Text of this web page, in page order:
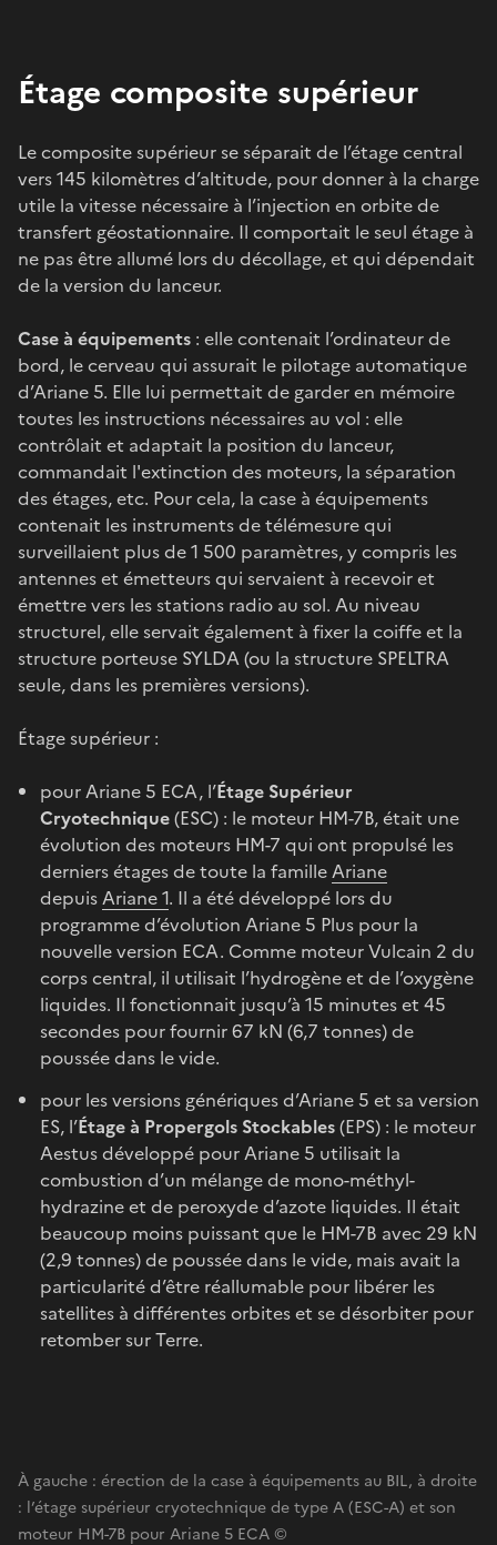
Étage composite supérieur
Le composite supérieur se séparait de l’étage central
vers 145 kilomètres d’altitude, pour donner à la charge
utile la vitesse nécessaire à l’injection en orbite de
transfert géostationnaire. Il comportait le seul étage à
ne pas être allumé lors du décollage, et qui dépendait
de la version du lanceur.
Case à équipements : elle contenait l’ordinateur de
bord, le cerveau qui assurait le pilotage automatique
d’Ariane 5. Elle lui permettait de garder en mémoire
toutes les instructions nécessaires au vol : elle
contrôlait et adaptait la position du lanceur,
commandait l'extinction des moteurs, la séparation
des étages, etc. Pour cela, la case à équipements
contenait les instruments de télémesure qui
surveillaient plus de 1 500 paramètres, y compris les
antennes et émetteurs qui servaient à recevoir et
émettre vers les stations radio au sol. Au niveau
structurel, elle servait également à fixer la coiffe et la
structure porteuse SYLDA (ou la structure SPELTRA
seule, dans les premières versions).
Étage supérieur :
pour Ariane 5 ECA, l’Étage Supérieur
Cryotechnique(ESC) : le moteur HM-7B, était une
évolution des moteurs HM-7 qui ont propulsé les
derniers étages de toute la familleAriane
depuisAriane 1. Il a été développé lors du
programme d’évolution Ariane 5 Plus pour la
nouvelle version ECA. Comme moteur Vulcain 2 du
corps central, il utilisait l’hydrogène et de l’oxygène
liquides. Il fonctionnait jusqu’à 15 minutes et 45
secondes pour fournir 67 kN (6,7 tonnes) de
poussée dans le vide.
pour les versions génériques d’Ariane 5 et sa version
ES, l’Étage à Propergols Stockables(EPS) : le moteur
Aestus développé pour Ariane 5 utilisait la
combustion d’un mélange de mono-méthyl-
hydrazine et de peroxyde d’azote liquides. Il était
beaucoup moins puissant que le HM-7B avec 29 kN
(2,9 tonnes) de poussée dans le vide, mais avait la
particularité d’être réallumable pour libérer les
satellites à différentes orbites et se désorbiter pour
retomber sur Terre.
À gauche : érection de la case à équipements au BIL, à droite
: l’étage supérieur cryotechnique de type A (ESC-A) et son
moteur HM-7B pour Ariane 5 ECA ©